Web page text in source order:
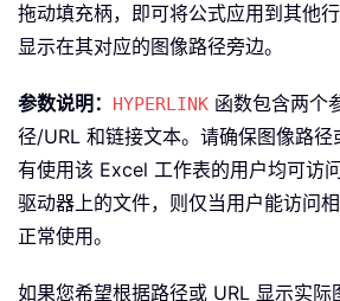
拖动填充柄，即可将公式应用到其他
显示在其对应的图像路径旁边。
参数说明： HYPERLINK 函数包含两个
径/URL 和链接文本。请确保图像路
有使用该 Excel 工作表的用户均可访
驱动器上的文件，则仅当用户能访问
正常使用。
如果您希望根据路径或 URL 显示实际